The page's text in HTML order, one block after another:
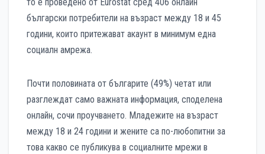
то е проведено от Eurostat сред 406 онлайн
български потребители на възраст между 18 и 45
години, които притежават акаунт в минимум една
социалн амрежа.
Почти половината от българите (49%) четат или
разглеждат само важната информация, споделена
онлайн, сочи проучването. Младежите на възраст
между 18 и 24 години и жените са по-любопитни за
това какво се публикува в социалните мрежи в